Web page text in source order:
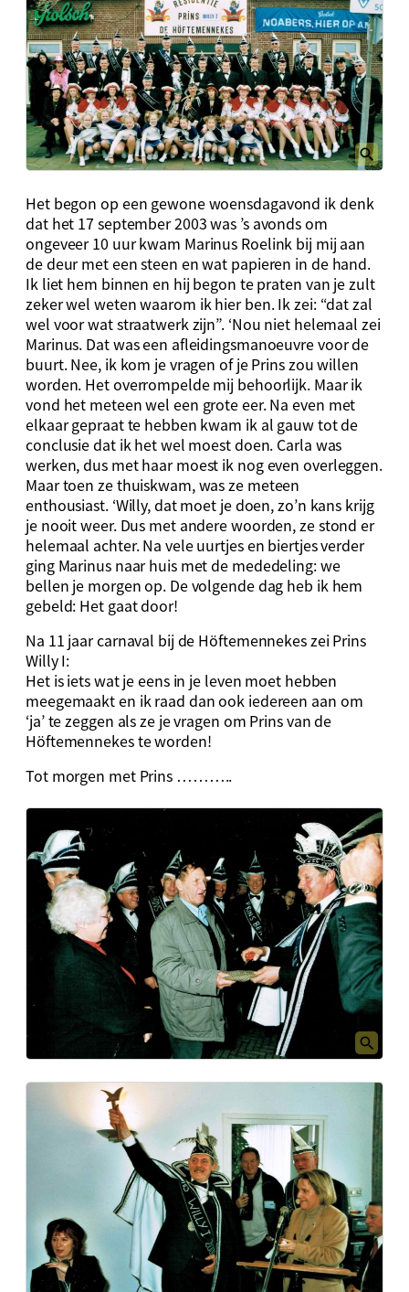
Het begon op een gewone woensdagavond ik denk
dat het 17 september 2003 was ’s avonds om
ongeveer 10 uur kwam Marinus Roelink bij mij aan
de deur met een steen en wat papieren in de hand.
Ik liet hem binnen en hij begon te praten van je zult
zeker wel weten waarom ik hier ben. Ik zei: “dat zal
wel voor wat straatwerk zijn”. ‘Nou niet helemaal zei
Marinus. Dat was een afleidingsmanoeuvre voor de
buurt. Nee, ik kom je vragen of je Prins zou willen
worden. Het overrompelde mij behoorlijk. Maar ik
vond het meteen wel een grote eer. Na even met
elkaar gepraat te hebben kwam ik al gauw tot de
conclusie dat ik het wel moest doen. Carla was
werken, dus met haar moest ik nog even overleggen.
Maar toen ze thuiskwam, was ze meteen
enthousiast. ‘Willy, dat moet je doen, zo’n kans krijg
je nooit weer. Dus met andere woorden, ze stond er
helemaal achter. Na vele uurtjes en biertjes verder
ging Marinus naar huis met de mededeling: we
bellen je morgen op. De volgende dag heb ik hem
gebeld: Het gaat door!
Na 11 jaar carnaval bij de Höftemennekes zei Prins
Willy I:
Het is iets wat je eens in je leven moet hebben
meegemaakt en ik raad dan ook iedereen aan om
‘ja’ te zeggen als ze je vragen om Prins van de
Höftemennekes te worden!
Tot morgen met Prins ………..